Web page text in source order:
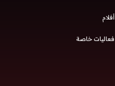
أفلام
فعاليات خاصة